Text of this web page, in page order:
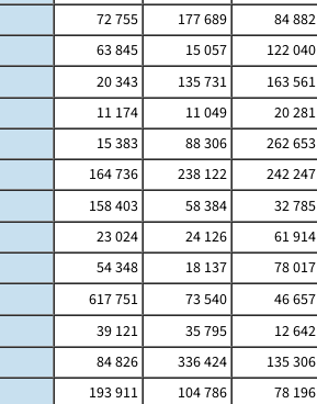
72 755 177 689 84 882
63 845 15 057 122 040
20 343 135 731 163 561
11 174 11 049 20 281
15 383 88 306 262 653
164 736 238 122 242 247
158 403 58 384 32 785
23 024 24 126 61 914
54 348 18 137 78 017
617 751 73 540 46 657
39 121 35 795 12 642
84 826 336 424 135 306
193 911 104 786 78 196